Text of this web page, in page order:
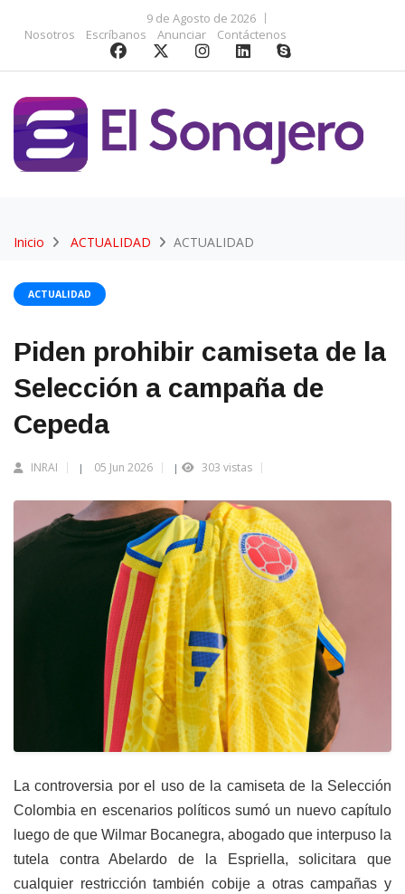
9 de Agosto de 2026
Nosotros
Escríbanos Anunciar Contáctenos
Inicio ACTUALIDAD ACTUALIDAD
ACTUALIDAD
Piden prohibir camiseta de la
Selección a campaña de
Cepeda
INRAI | 05 Jun 2026 | 303 vistas
La controversia por el uso de la camiseta de la Selección
Colombia en escenarios políticos sumó un nuevo capítulo
luego de que Wilmar Bocanegra, abogado que interpuso la
tutela contra Abelardo de la Espriella, solicitara que
cualquier restricción también cobije a otras campañas y